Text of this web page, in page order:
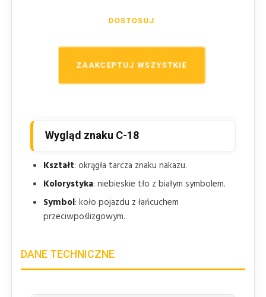
ZAAKCEPTUJ WSZYSTKIE
DOSTOSUJ
: wskazuje miejsce, w którym nakaz
Znak F-5: może uprzedzać o nakazie używania
łańcuchów przed odcinkiem drogi, na którym
Wygląd znaku C-18
Kształt: okrągła tarcza znaku nakazu.
Kolorystyka: niebieskie tło z białym symbolem.
Symbol: koło pojazdu z łańcuchem
przeciwpoślizgowym.
DANE TECHNICZNE